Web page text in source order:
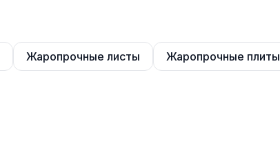
Жаропрочные листы Жаропрочные плиты